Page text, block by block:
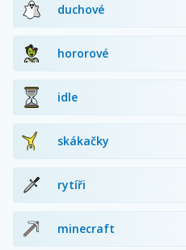
duchové
hororové
idle
skákačky
rytíři
minecraft